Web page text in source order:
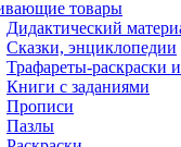
товары
Дидактический
Сказки, энциклопедии
Трафареты-раскраски
Книги с заданиями
Прописи
Пазлы